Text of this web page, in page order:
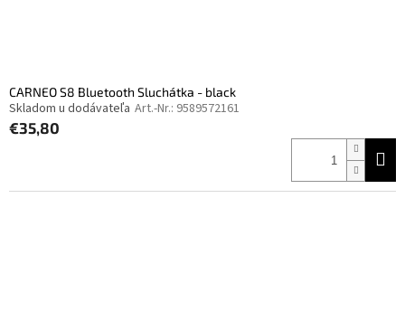
CARNEO S8 Bluetooth Sluchátka - black
Skladom u dodávateľa Art.-Nr.: 9589572161
€35,80